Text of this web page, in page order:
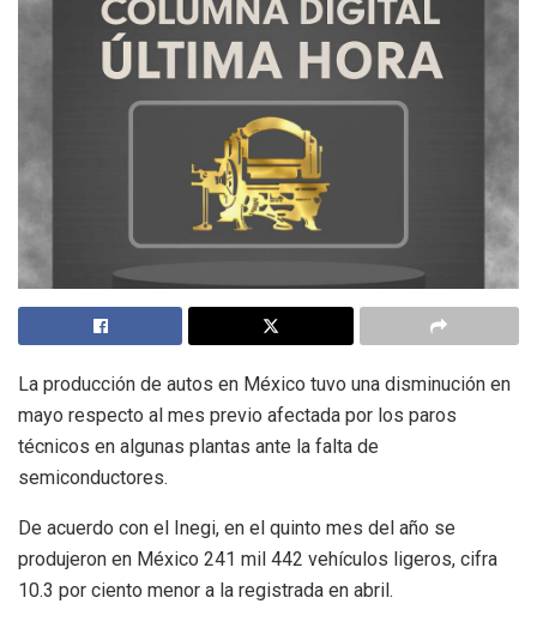
La producción de autos en México tuvo una disminución en
mayo respecto al mes previo afectada por los paros
técnicos en algunas plantas ante la falta de
semiconductores.
De acuerdo con el Inegi, en el quinto mes del año se
produjeron en México 241 mil 442 vehículos ligeros, cifra
10.3 por ciento menor a la registrada en abril.